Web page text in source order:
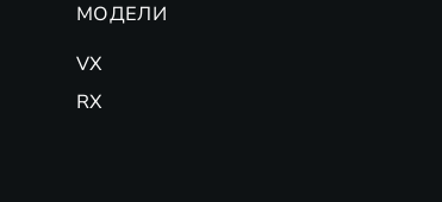
МОДЕЛИ
VX
RX